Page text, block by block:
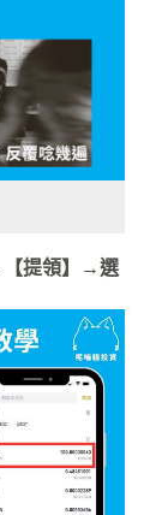
【提領】→選